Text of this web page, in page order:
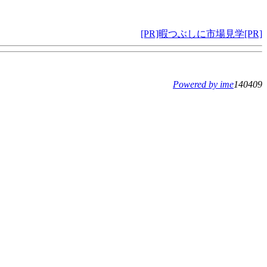
[PR]暇つぶしに市場見学[PR]
Powered by ime140409